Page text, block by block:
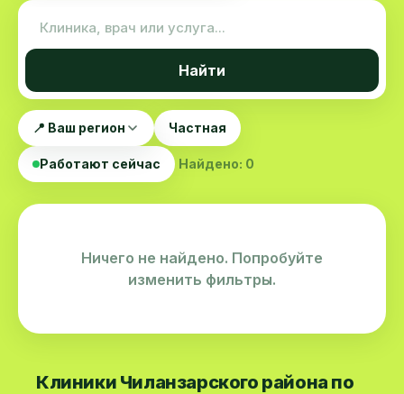
Найти
📍 Ваш регион Частная
Работают сейчас Найдено: 0
Ничего не найдено. Попробуйте
изменить фильтры.
Клиники Чиланзарского района по